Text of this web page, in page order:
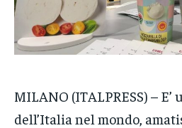
POLITICA
ECONOMIA
GRUPPO
POLITICA
ECONOMIA
GRUPPO
POLITICA
ECONOMIA
GRUPPO
MILANO (ITALPRESS) –
dell’Italia nel mondo,